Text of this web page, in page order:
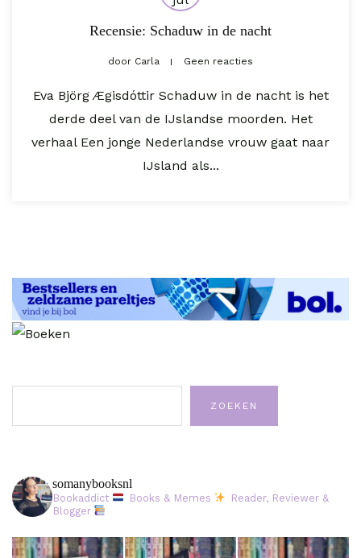
Recensie: Schaduw in de nacht
door Carla Geen reacties
Eva Björg Ægisdóttir Schaduw in de nacht is het
derde deel van de IJslandse moorden. Het
verhaal Een jonge Nederlandse vrouw gaat naar
IJsland als...
ZOEKEN
somanybooksnl
Bookaddict Books & Memes
Reader, Reviewer &
Blogger